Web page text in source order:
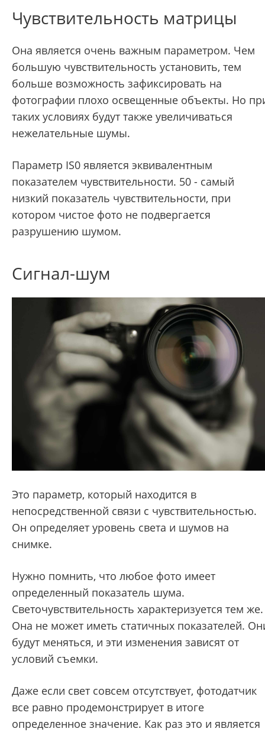
Чувствительность матрицы
Она является очень важным параметром. Чем
большую чувствительность установить, тем
больше возможность зафиксировать на
фотографии плохо освещенные объекты. Но
таких условиях будут также увеличиваться
нежелательные шумы.
Параметр IS0 является эквивалентным
показателем чувствительности. 50 - самый
низкий показатель чувствительности, при
котором чистое фото не подвергается
разрушению шумом.
Сигнал-шум
Это параметр, который находится в
непосредственной связи с чувствительностью.
Он определяет уровень света и шумов на
снимке.
Нужно помнить, что любое фото имеет
определенный показатель шума.
Светочувствительность характеризуется тем же.
Она не может иметь статичных показателей.
будут меняться, и эти изменения зависят от
условий съемки.
Даже если свет совсем отсутствует, фотодатчик
все равно продемонстрирует в итоге
определенное значение. Как раз это и является